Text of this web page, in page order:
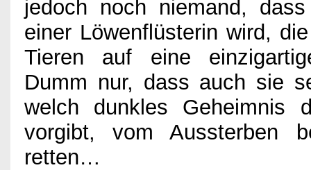
Impressum
jedoch noch niemand,
einer Löwenflüsterin wird,
Tieren auf eine
Dumm nur, dass auch sie
welch dunkles Geheimnis
vorgibt, vom Aussterben
retten…